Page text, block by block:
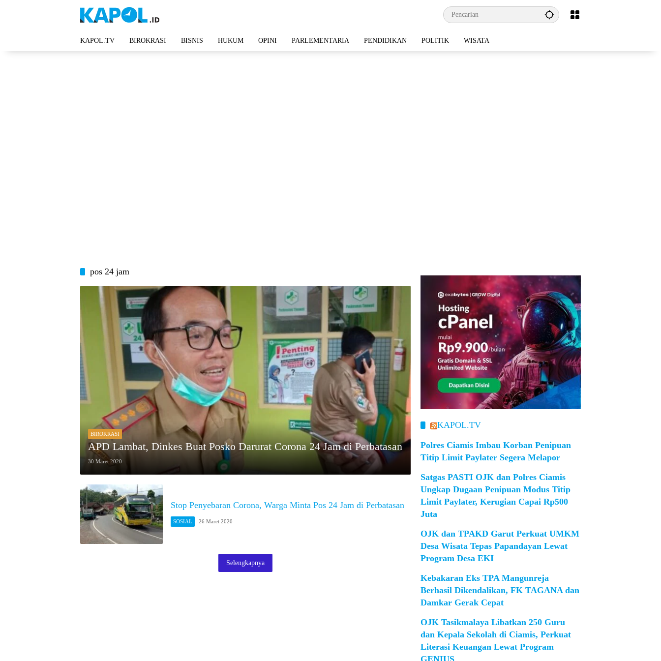
KAPOL.TV BIROKRASI BISNIS HUKUM OPINI PARLEMENTARIA PENDIDIKAN POLITIK WISATA
pos 24 jam
BIROKRASI
APD Lambat, Dinkes Buat Posko Darurat Corona 24 Jam di Perbatasan
30 Maret 2020
Stop Penyebaran Corona, Warga Minta Pos 24 Jam di Perbatasan
SOSIAL 26 Maret 2020
Selengkapnya
KAPOL.TV
Polres Ciamis Imbau Korban Penipuan
Titip Limit Paylater Segera Melapor
Satgas PASTI OJK dan Polres Ciamis
Ungkap Dugaan Penipuan Modus Titip
Limit Paylater, Kerugian Capai Rp500
Juta
OJK dan TPAKD Garut Perkuat UMKM
Desa Wisata Tepas Papandayan Lewat
Program Desa EKI
Kebakaran Eks TPA Mangunreja
Berhasil Dikendalikan, FK TAGANA dan
Damkar Gerak Cepat
OJK Tasikmalaya Libatkan 250 Guru
dan Kepala Sekolah di Ciamis, Perkuat
Literasi Keuangan Lewat Program
GENIUS